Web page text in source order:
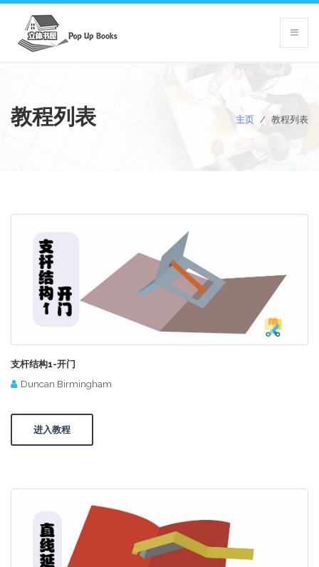
教程列表 主页 / 教程列表
支杆结构1-开门
Duncan Birmingham
进入教程